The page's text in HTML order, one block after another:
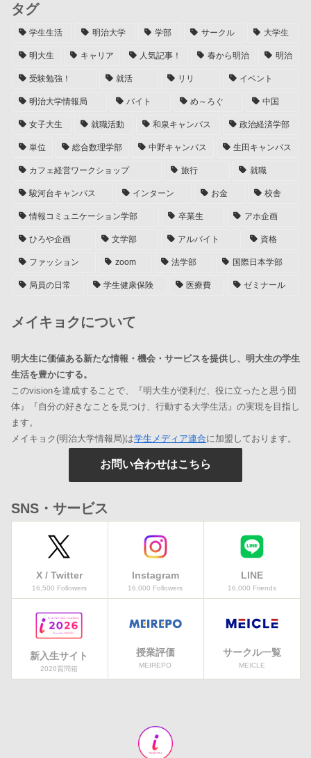
タグ
学生生活 明治大学 学部 サークル 大学生
明大生 キャリア 人気記事！ 春から明治 明治
受験勉強！ 就活 リリ イベント
明治大学情報局 バイト め～ろぐ 中国
女子大生 就職活動 和泉キャンパス 政治経済学部
単位 総合数理学部 中野キャンパス 生田キャンパス
カフェ経営ワークショップ 旅行 就職
駿河台キャンパス インターン お金 校舎
情報コミュニケーション学部 卒業生 アホ企画
ひろや企画 文学部 アルバイト 資格
ファッション zoom 法学部 国際日本学部
局員の日常 学生健康保険 医療費 ゼミナール
メイキョクについて
明大生に価値ある新たな情報・機会・サービスを提供し、明大生の学生
生活を豊かにする。
このvisionを達成することで、『明大生が便利だ、役に立ったと思う団
体』『自分の好きなことを見つけ、行動する大学生活』の実現を目指し
ます。
メイキョク(明治大学情報局)は学生メディア連合に加盟しております。
お問い合わせはこちら
SNS・サービス
X / Twitter
16,500 Followers
Instagram
16,000 Followers
LINE
16,000 Friends
新入生サイト
2026質問箱
授業評価
MEIREPO
サークル一覧
MEICLE